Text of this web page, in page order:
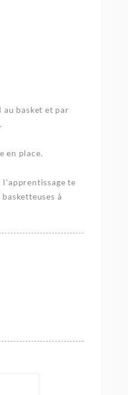
basket et par
en place.
te
à